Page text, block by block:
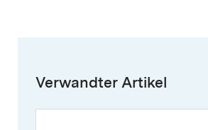
Verwandter Artikel